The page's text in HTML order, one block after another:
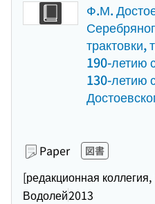
Ф.М.
трактовки,
190-летию
130-летию
Paper 図書
[редакционная
Водолей2013